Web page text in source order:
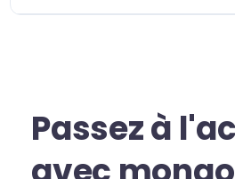
Passez à